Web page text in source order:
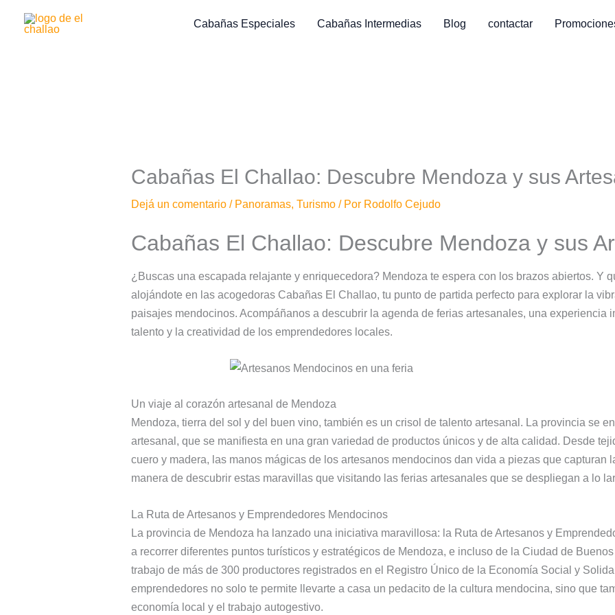
Cabañas Especiales Cabañas Intermedias Blog contactar
Cabañas El Challao: Descubre Mendoza y sus
Dejá un comentario / Panoramas, Turismo/ Por Rodolfo Cejudo
Cabañas El Challao: Descubre Mendoza y sus
¿Buscas una escapada relajante y enriquecedora? Mendoza te espera con los brazos abiertos. Y
alojándote en las acogedoras Cabañas El Challao, tu punto de partida perfecto para explorar la
paisajes mendocinos. Acompáñanos a descubrir la agenda de ferias artesanales, una experiencia
talento y la creatividad de los emprendedores locales.
Un viaje al corazón artesanal de Mendoza
Mendoza, tierra del sol y del buen vino, también es un crisol de talento artesanal. La provincia se
artesanal, que se manifiesta en una gran variedad de productos únicos y de alta calidad. Desde
cuero y madera, las manos mágicas de los artesanos mendocinos dan vida a piezas que capturan
manera de descubrir estas maravillas que visitando las ferias artesanales que se despliegan a lo
La Ruta de Artesanos y Emprendedores Mendocinos
La provincia de Mendoza ha lanzado una iniciativa maravillosa: la Ruta de Artesanos y
a recorrer diferentes puntos turísticos y estratégicos de Mendoza, e incluso de la Ciudad de
trabajo de más de 300 productores registrados en el Registro Único de la Economía Social y
emprendedores no solo te permite llevarte a casa un pedacito de la cultura mendocina, sino que
economía local y el trabajo autogestivo.